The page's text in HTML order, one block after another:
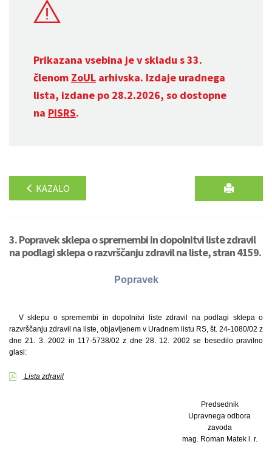
Prikazana vsebina je v skladu s 33.
členom ZoUL arhivska. Izdaje uradnega
lista, izdane po 28.2.2026, so dostopne
na PISRS.
KAZALO
3. Popravek sklepa o spremembi in dopolnitvi liste zdravil
na podlagi sklepa o razvrščanju zdravil na liste, stran 4159.
Popravek
V sklepu o spremembi in dopolnitvi liste zdravil na podlagi sklepa o
razvrščanju zdravil na liste, objavljenem v Uradnem listu RS, št. 24-1080/02 z
dne 21. 3. 2002 in 117-5738/02 z dne 28. 12. 2002 se besedilo pravilno
glasi:
Lista zdravil
Predsednik
Upravnega odbora
zavoda
mag. Roman Matek l. r.